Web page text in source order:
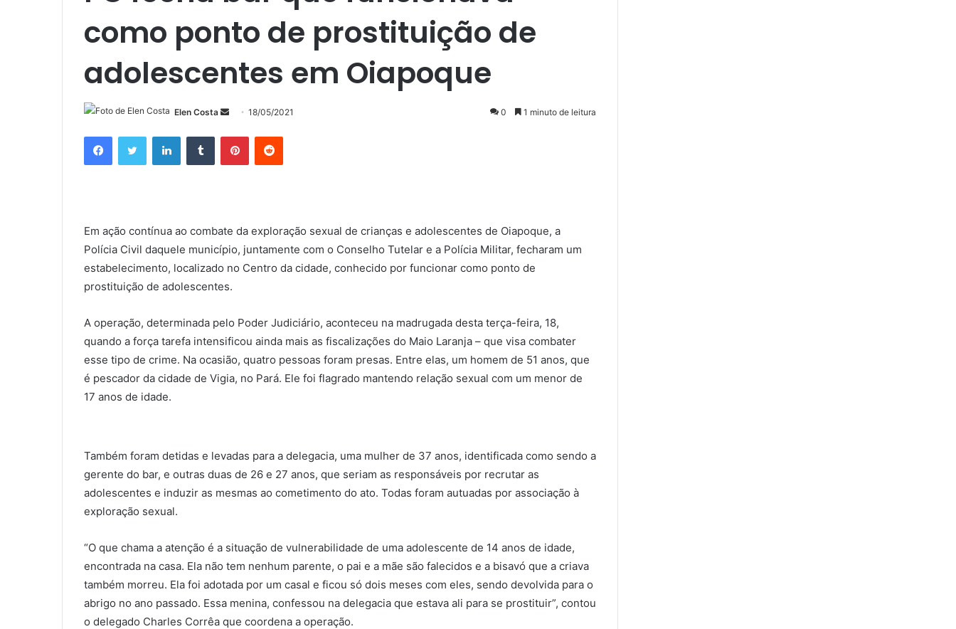
como ponto de prostituição de
adolescentes em Oiapoque
Elen Costa
Mande
e-
mail
18/05/2021 0 1 minuto de leitura
FacebookTwitter LinkedinTumblr PinterestReddit
Em ação contínua ao combate da exploração sexual de crianças e adolescentes de Oiapoque, a
Polícia Civil daquele município, juntamente com o Conselho Tutelar e a Polícia Militar, fecharam um
estabelecimento, localizado no Centro da cidade, conhecido por funcionar como ponto de
prostituição de adolescentes.
A operação, determinada pelo Poder Judiciário, aconteceu na madrugada desta terça-feira, 18,
quando a força tarefa intensificou ainda mais as fiscalizações do Maio Laranja – que visa combater
esse tipo de crime. Na ocasião, quatro pessoas foram presas. Entre elas, um homem de 51 anos, que
é pescador da cidade de Vigia, no Pará. Ele foi flagrado mantendo relação sexual com um menor de
17 anos de idade.
Também foram detidas e levadas para a delegacia, uma mulher de 37 anos, identificada como sendo a
gerente do bar, e outras duas de 26 e 27 anos, que seriam as responsáveis por recrutar as
adolescentes e induzir as mesmas ao cometimento do ato. Todas foram autuadas por associação à
exploração sexual.
“O que chama a atenção é a situação de vulnerabilidade de uma adolescente de 14 anos de idade,
encontrada na casa. Ela não tem nenhum parente, o pai e a mãe são falecidos e a bisavó que a criava
também morreu. Ela foi adotada por um casal e ficou só dois meses com eles, sendo devolvida para o
abrigo no ano passado. Essa menina, confessou na delegacia que estava ali para se prostituir”, contou
o delegado Charles Corrêa que coordena a operação.